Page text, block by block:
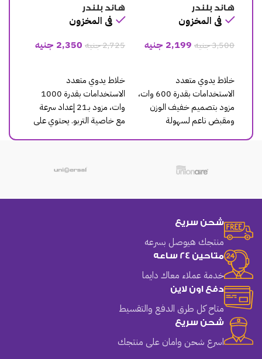
هاند بلندر
فى المخزون
2,725جنيه2,350جنيه
خلاط يدوي متعدد
الاستخدامات بقدرة 1000
وات، مزود بـ21 إعداد سرعة
مع خاصية التربو. يحتوي على
هاند بلندر
فى المخزون
6,345جنيه 5,199جنيه
خلاط يدوي متعدد
الاستخدامات بقدرة 1000
وات، مزود بتقنية
ActiveBlade التي تسمح
شحن سريع
منتجك هيوصل بسرعه
متاحين 24 ساعه
خدمة عملاء معاك دايما
دفع اون لاين
متاح كل طرق الدفع والتقسيط
شحن سريع
اسرع شحن وامان على منتجك